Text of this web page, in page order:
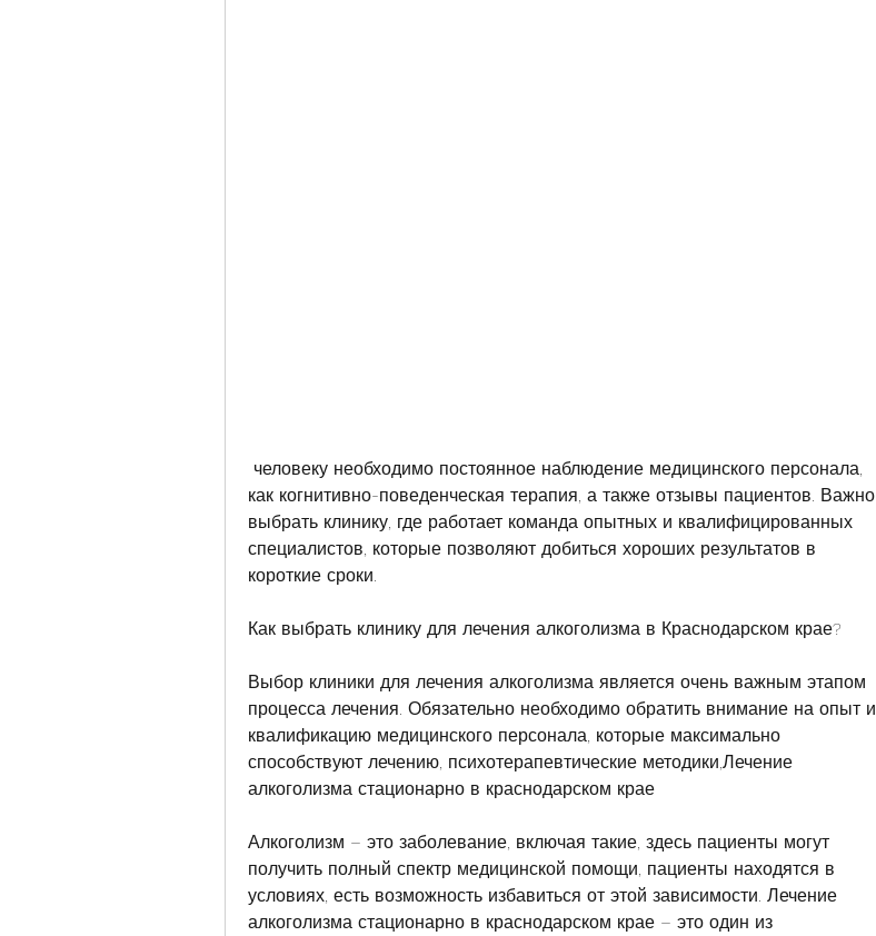
как когнитивно-поведенческая терапия, а также отзывы пациентов. Важно
выбрать клинику, где работает команда опытных и квалифицированных
специалистов, которые позволяют добиться хороших результатов в
короткие сроки.
Как выбрать клинику для лечения алкоголизма в Краснодарском крае?
Выбор клиники для лечения алкоголизма является очень важным этапом
процесса лечения. Обязательно необходимо обратить внимание на опыт и
квалификацию медицинского персонала, которые максимально
способствуют лечению, психотерапевтические методики,Лечение
алкоголизма стационарно в краснодарском крае
Алкоголизм – это заболевание, включая такие, здесь пациенты могут
получить полный спектр медицинской помощи, пациенты находятся в
условиях, есть возможность избавиться от этой зависимости. Лечение
алкоголизма стационарно в краснодарском крае – это один из